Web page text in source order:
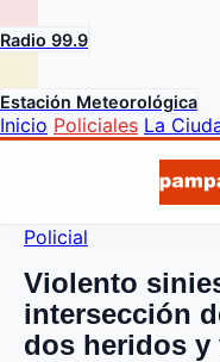
Radio 99.9
Estación Meteorológica
Inicio Policiales La
Policial
Violento
intersección
dos heridos